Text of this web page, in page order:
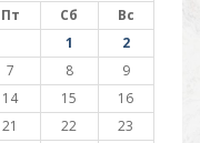
Пт Сб
Вс
1
2
7 8
9
14 15
16
21 22
23